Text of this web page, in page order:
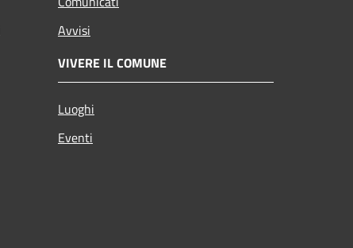
Avvisi
VIVERE IL COMUNE
Luoghi
Eventi